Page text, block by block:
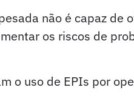
não é capaz
os riscos de
o uso de EPIs por